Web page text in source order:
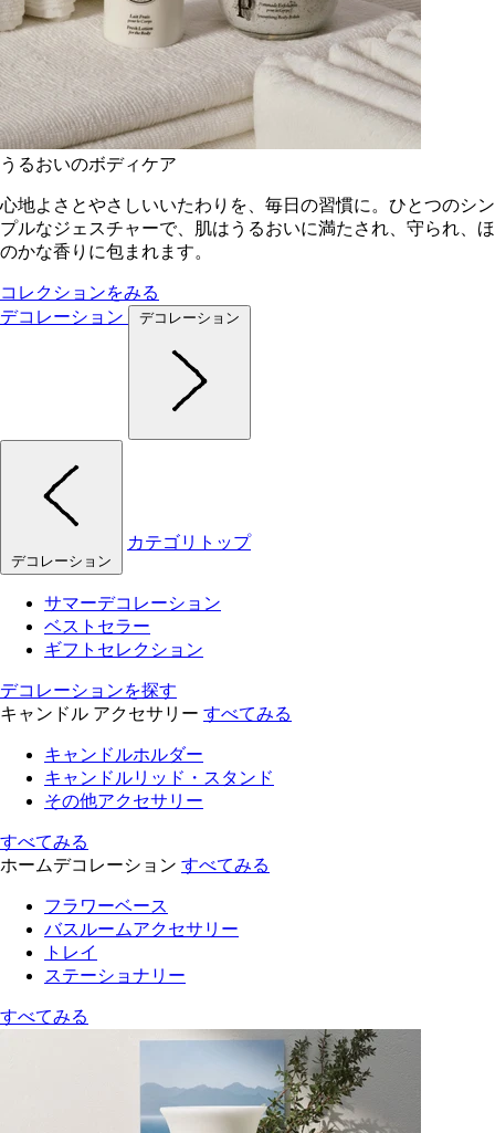
うるおいのボディケア
心地よさとやさしいいたわりを、毎日の習慣に。ひとつのシン
プルなジェスチャーで、肌はうるおいに満たされ、守られ、ほ
のかな香りに包まれます。
コレクションをみる
デコレーション
デコレーション
デコレーション
カテゴリトップ
サマーデコレーション
ベストセラー
ギフトセレクション
デコレーションを探す
キャンドル アクセサリー すべてみる
キャンドルホルダー
キャンドルリッド・スタンド
その他アクセサリー
すべてみる
ホームデコレーション すべてみる
フラワーベース
バスルームアクセサリー
トレイ
ステーショナリー
すべてみる